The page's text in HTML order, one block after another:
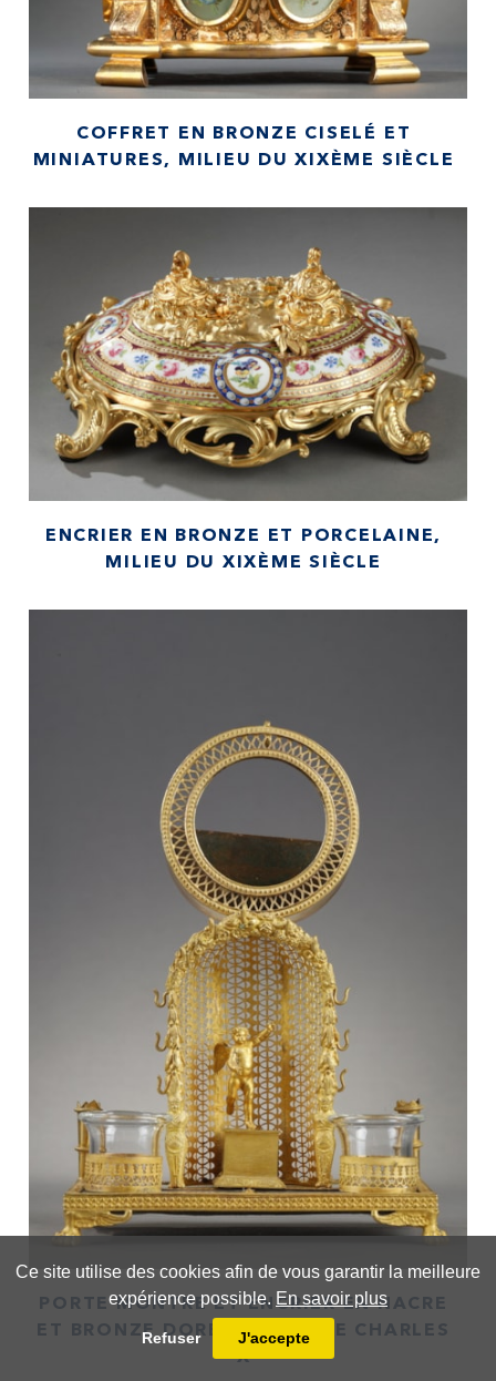
Ce site utilise des cookies afin de vous garantir la meilleure
expérience possible. En savoir plus
Refuser J'accepte
COFFRET EN BRONZE CISELÉ ET
MINIATURES, MILIEU DU XIXÈME SIÈCLE
ENCRIER EN BRONZE ET PORCELAINE,
MILIEU DU XIXÈME SIÈCLE
PORTE MONTRE ET ENCRIER EN NACRE
ET BRONZE DORÉ, D'ÉPOQUE CHARLES
X